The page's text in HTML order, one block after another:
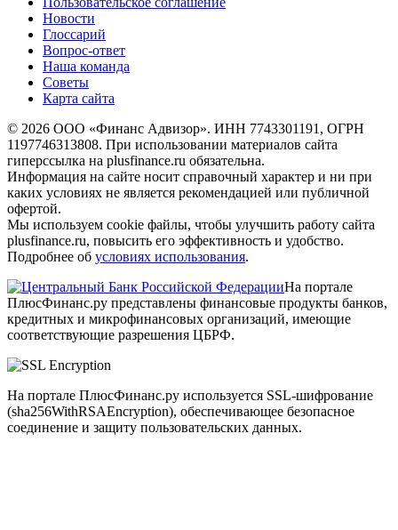
Новости
Глоссарий
Вопрос-ответ
Наша команда
Советы
Карта сайта
© 2026 ООО «Финанс Адвизор». ИНН 7743301191, ОГРН
1197746313808. При использовании материалов сайта
гиперссылка на plusfinance.ru обязательна.
Информация на сайте носит справочный характер и ни при
каких условиях не является рекомендацией или публичной
офертой.
Мы используем cookie файлы, чтобы улучшить работу сайта
plusfinance.ru, повысить его эффективность и удобство.
Подробнее об условиях использования.
На портале
ПлюсФинанс.ру представлены финансовые продукты банков,
кредитных и микрофинансовых организаций, имеющие
соответствующие разрешения ЦБРФ.
На портале ПлюсФинанс.ру используется SSL-шифрование
(sha256WithRSAEncryption), обеспечивающее безопасное
соединение и защиту пользовательских данных.